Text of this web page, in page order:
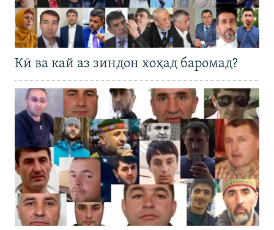
Кӣ ва кай аз зиндон хоҳад баромад?